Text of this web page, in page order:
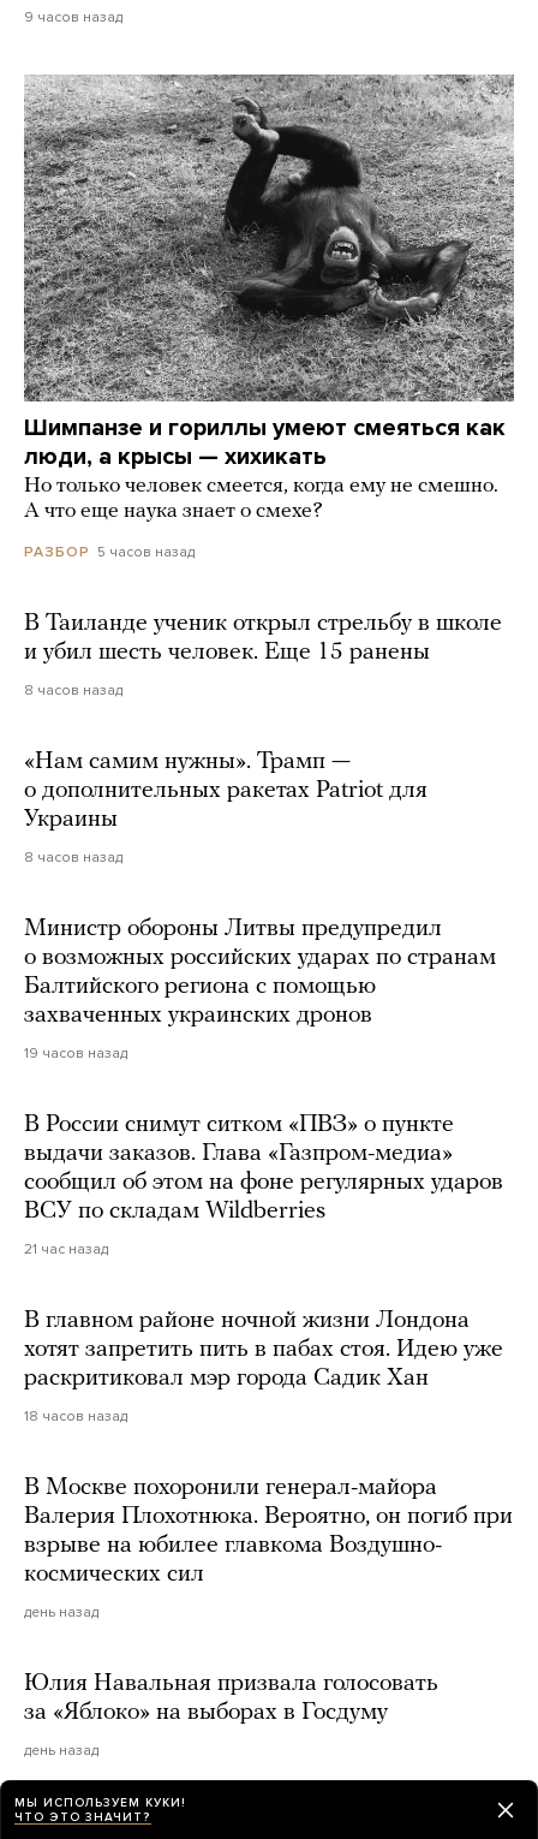
9 часов назад
Шимпанзе и гориллы умеют смеяться как
люди, а крысы — хихикать
Но только человек смеется, когда ему не смешно.
А что еще наука знает о смехе?
РАЗБОР 5 часов назад
В Таиланде ученик открыл стрельбу в школе
и убил шесть человек. Еще 15 ранены
8 часов назад
«Нам самим нужны». Трамп —
о дополнительных ракетах Patriot для
Украины
8 часов назад
Министр обороны Литвы предупредил
о возможных российских ударах по странам
Балтийского региона с помощью
захваченных украинских дронов
19 часов назад
В России снимут ситком «ПВЗ» о пункте
выдачи заказов. Глава «Газпром-медиа»
сообщил об этом на фоне регулярных ударов
ВСУ по складам Wildberries
21 час назад
В главном районе ночной жизни Лондона
хотят запретить пить в пабах стоя. Идею уже
раскритиковал мэр города Садик Хан
18 часов назад
В Москве похоронили генерал-майора
Валерия Плохотнюка. Вероятно, он погиб при
взрыве на юбилее главкома Воздушно-
космических сил
день назад
Юлия Навальная призвала голосовать
за «Яблоко» на выборах в Госдуму
день назад
МЫ ИСПОЛЬЗУЕМ КУКИ!
ЧТО ЭТО ЗНАЧИТ?